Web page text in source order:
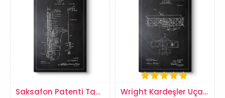
Saksafon Patenti Tablosu Wright Kardeşler Uçak Patenti Tablosu